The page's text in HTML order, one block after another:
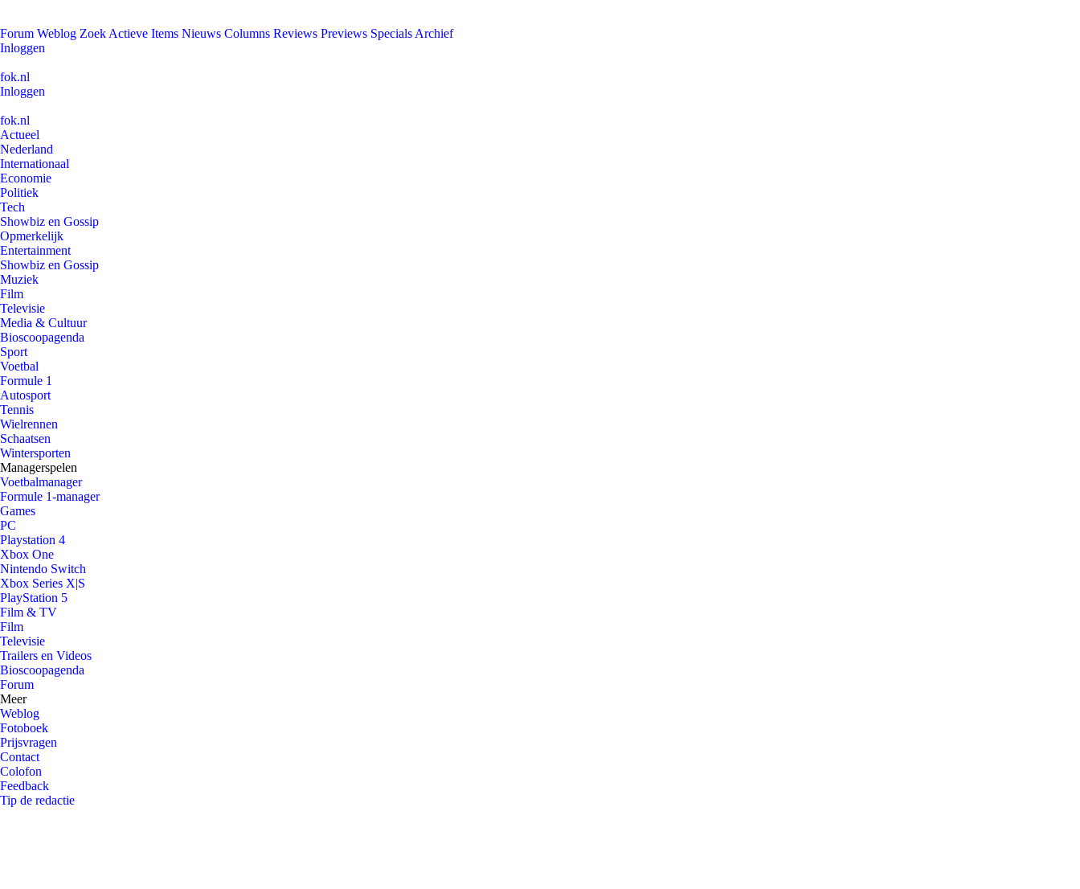
Forum Weblog Zoek Actieve Items Nieuws Columns Reviews Previews Specials Archief
Inloggen
fok.nl
Inloggen
fok.nl
Actueel
Nederland
Internationaal
Economie
Politiek
Tech
Showbiz en Gossip
Opmerkelijk
Entertainment
Showbiz en Gossip
Muziek
Film
Televisie
Media & Cultuur
Bioscoopagenda
Sport
Voetbal
Formule 1
Autosport
Tennis
Wielrennen
Schaatsen
Wintersporten
Managerspelen
Voetbalmanager
Formule 1-manager
Games
PC
Playstation 4
Xbox One
Nintendo Switch
Xbox Series X|S
PlayStation 5
Film & TV
Film
Televisie
Trailers en Videos
Bioscoopagenda
Forum
Meer
Weblog
Fotoboek
Prijsvragen
Contact
Colofon
Feedback
Tip de redactie